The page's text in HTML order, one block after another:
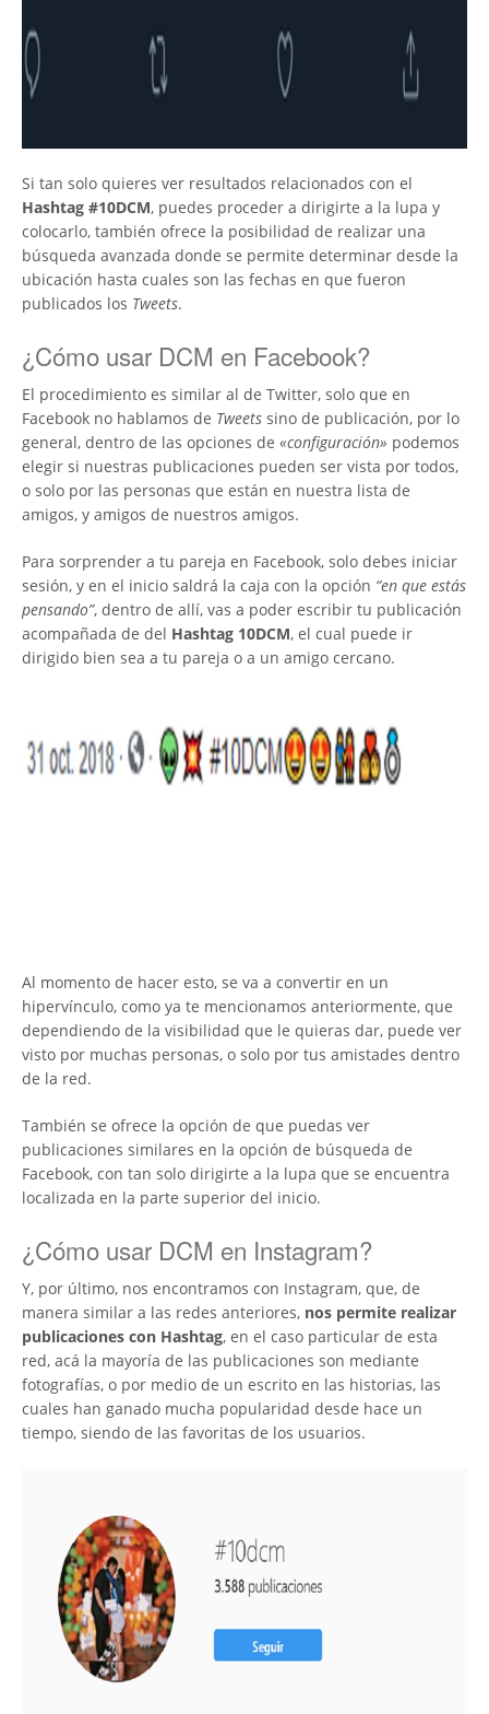
Si tan solo quieres ver resultados relacionados con el
Hashtag #10DCM, puedes proceder a dirigirte a la lupa y
colocarlo, también ofrece la posibilidad de realizar una
búsqueda avanzada donde se permite determinar desde la
ubicación hasta cuales son las fechas en que fueron
publicados los Tweets.
¿Cómo usar DCM en Facebook?
El procedimiento es similar al de Twitter, solo que en
Facebook no hablamos de Tweets sino de publicación, por lo
general, dentro de las opciones de «configuración» podemos
elegir si nuestras publicaciones pueden ser vista por todos,
o solo por las personas que están en nuestra lista de
amigos, y amigos de nuestros amigos.
Para sorprender a tu pareja en Facebook, solo debes iniciar
sesión, y en el inicio saldrá la caja con la opción “en que estás
pensando”, dentro de allí, vas a poder escribir tu publicación
acompañada de del Hashtag 10DCM, el cual puede ir
dirigido bien sea a tu pareja o a un amigo cercano.
Al momento de hacer esto, se va a convertir en un
hipervínculo, como ya te mencionamos anteriormente, que
dependiendo de la visibilidad que le quieras dar, puede ver
visto por muchas personas, o solo por tus amistades dentro
de la red.
También se ofrece la opción de que puedas ver
publicaciones similares en la opción de búsqueda de
Facebook, con tan solo dirigirte a la lupa que se encuentra
localizada en la parte superior del inicio.
¿Cómo usar DCM en Instagram?
Y, por último, nos encontramos con Instagram, que, de
manera similar a las redes anteriores, nos permite realizar
publicaciones con Hashtag, en el caso particular de esta
red, acá la mayoría de las publicaciones son mediante
fotografías, o por medio de un escrito en las historias, las
cuales han ganado mucha popularidad desde hace un
tiempo, siendo de las favoritas de los usuarios.